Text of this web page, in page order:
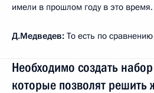
имели в прошлом году в это время.
Д.Медведев: То есть по
Необходимо создать
которые позволят